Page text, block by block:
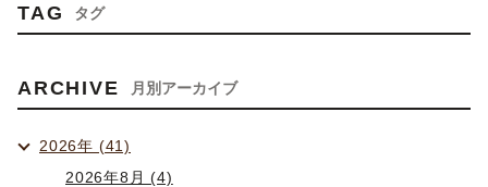
TAG タグ
ARCHIVE 月別アーカイブ
2026年 (41)
2026年8月 (4)